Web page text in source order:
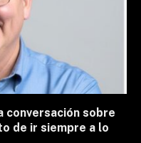
conversación sobre
de ir siempre a lo